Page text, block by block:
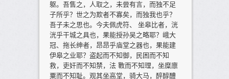
躯。吾售之，人取之，未尝有言，而独不足
子所乎？世之为欺者不寡矣，而独我也乎？
吾子未之思也。今夫佩虎符、 坐皋比者，洸
洸乎干城之具也，果能授孙吴之略耶？峨大
冠、拖长绅者，昂昂乎庙堂之器也，果能建
伊皋之业耶？盗起而不知御，民困而不知
救，吏奸而不知禁，法 斁而不知理，坐糜廪
粟而不知耻。观其坐高堂，骑大马，醉醇醴